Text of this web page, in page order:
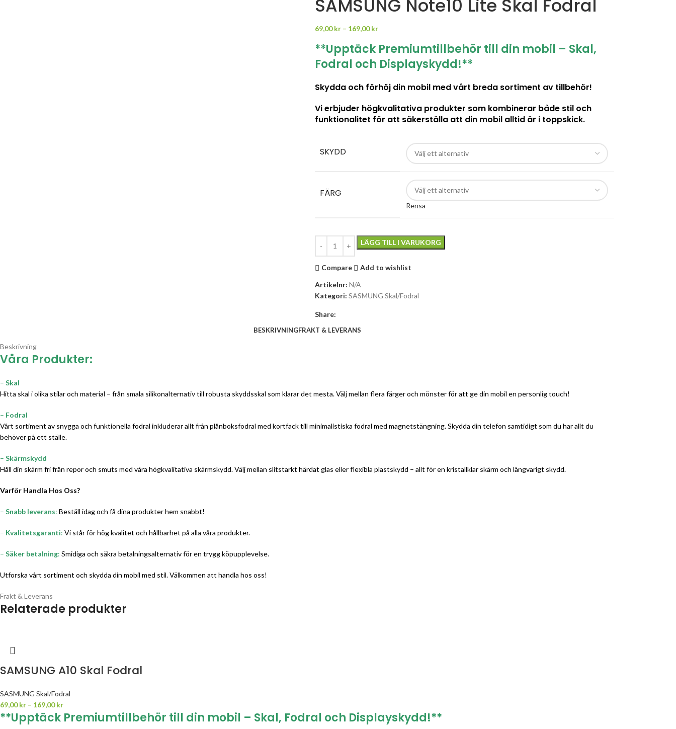
SAMSUNG Note10 Lite Skal Fodral
69,00kr – 169,00kr
**Upptäck Premiumtillbehör till din mobil – Skal,
Fodral och Displayskydd!**
Skydda och förhöj din mobil med vårt breda sortiment av tillbehör!
Vi erbjuder högkvalitativa produkter som kombinerar både stil och
funktionalitet för att säkerställa att din mobil alltid är i toppskick.
SKYDD
FÄRG
Rensa
LÄGG TILL I VARUKORG
Compare
Add to wishlist
Artikelnr: N/A
Kategori: SASMUNG Skal/Fodral
Share:
BESKRIVNINGFRAKT & LEVERANS
Beskrivning
Våra Produkter:
– Skal
Hitta skal i olika stilar och material – från smala silikonalternativ till robusta skyddsskal som klarar det mesta. Välj mellan flera färger och mönster för att ge din mobil en personlig touch!
– Fodral
Vårt sortiment av snygga och funktionella fodral inkluderar allt från plånboksfodral med kortfack till minimalistiska fodral med magnetstängning. Skydda din telefon samtidigt som du har allt du
behöver på ett ställe.
– Skärmskydd
Håll din skärm fri från repor och smuts med våra högkvalitativa skärmskydd. Välj mellan slitstarkt härdat glas eller flexibla plastskydd – allt för en kristallklar skärm och långvarigt skydd.
Varför Handla Hos Oss?
– Snabb leverans: Beställ idag och få dina produkter hem snabbt!
– Kvalitetsgaranti: Vi står för hög kvalitet och hållbarhet på alla våra produkter.
– Säker betalning: Smidiga och säkra betalningsalternativ för en trygg köpupplevelse.
Utforska vårt sortiment och skydda din mobil med stil. Välkommen att handla hos oss!
Frakt & Leverans
Relaterade produkter
SAMSUNG A10 Skal Fodral
SASMUNG Skal/Fodral
69,00kr – 169,00kr
**Upptäck Premiumtillbehör till din mobil – Skal, Fodral och Displayskydd!**